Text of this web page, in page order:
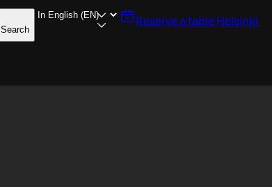
Search
Reserve a table Helsinki